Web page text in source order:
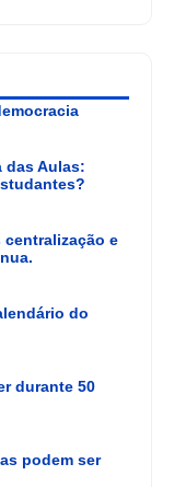
das Aulas:
centralização e
do
durante 50
podem ser